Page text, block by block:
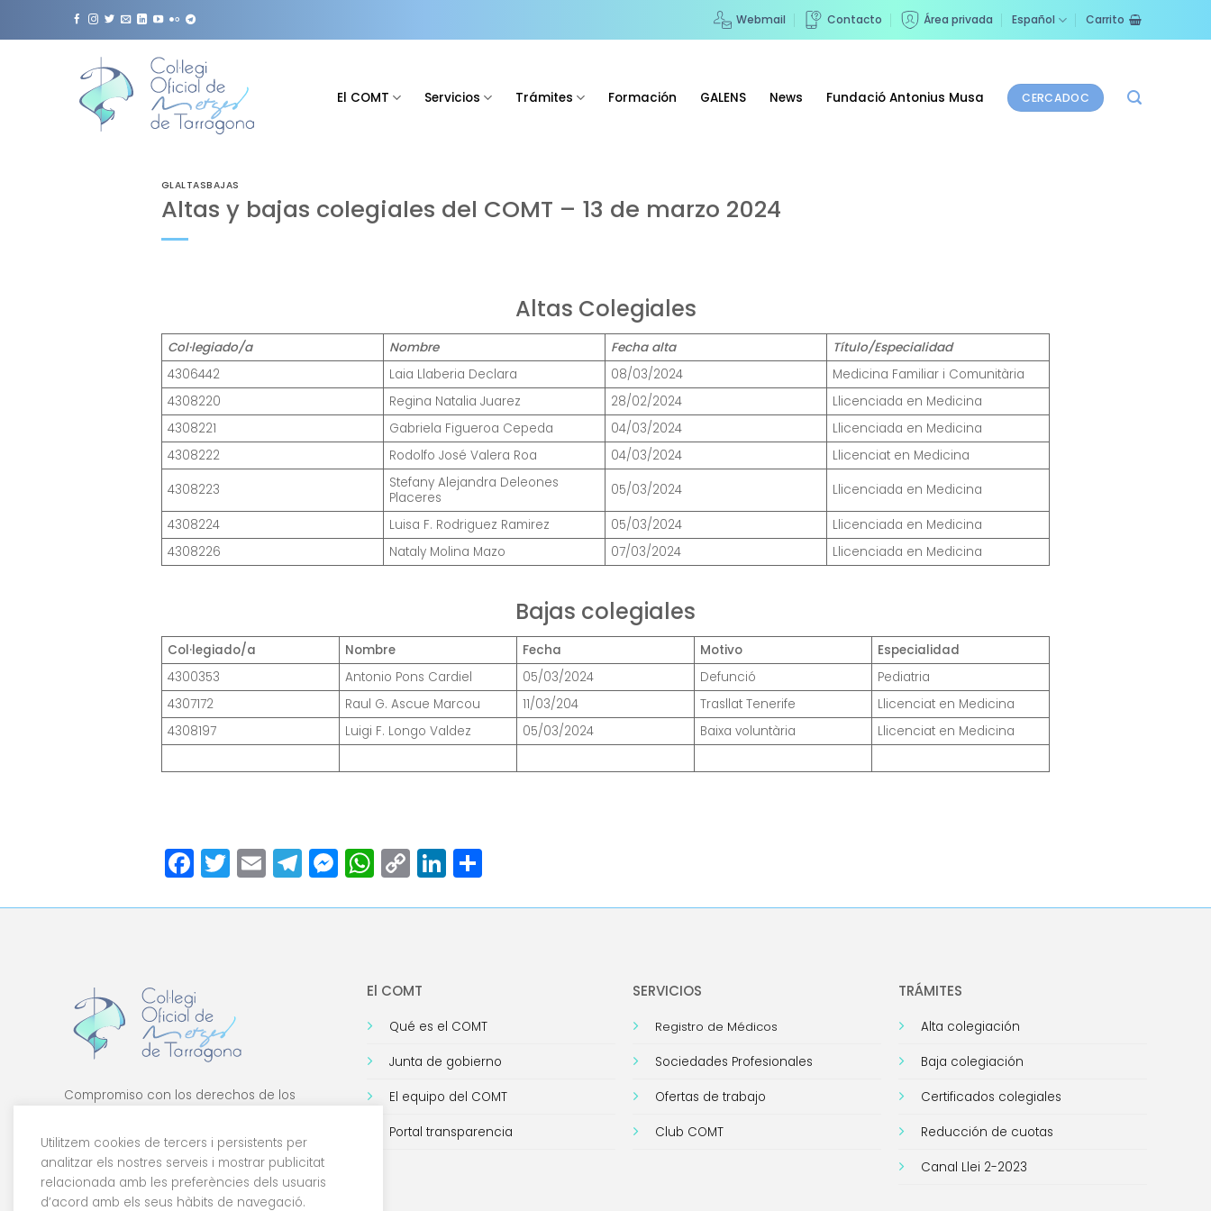
Webmail Contacto Área privada Español Carrito
El COMT Servicios Trámites Formación GALENS News Fundació Antonius Musa CERCADOC
GLALTASBAJAS
Altas y bajas colegiales del COMT – 13 de marzo 2024
Altas Colegiales
Col·legiado/a Nombre Fecha alta
Título/Especialidad
4306442
Laia Llaberia Declara 08/03/2024
Medicina Familiar i Comunitària
4308220
Regina Natalia Juarez 28/02/2024
Llicenciada en Medicina
4308221
Gabriela Figueroa Cepeda 04/03/2024
Llicenciada en Medicina
4308222
Rodolfo José Valera Roa 04/03/2024
Llicenciat en Medicina
4308223
Stefany Alejandra Deleones
Placeres
05/03/2024 Llicenciada en Medicina
4308224 Luisa F. Rodriguez Ramirez 05/03/2024
Llicenciada en Medicina
4308226
Nataly Molina Mazo 07/03/2024 Llicenciada en Medicina
Bajas colegiales
Col·legiado/a Nombre Fecha Motivo
Especialidad
4300353
Antonio Pons Cardiel 05/03/2024 Defunció
Pediatria
4307172
Raul G. Ascue Marcou 11/03/204 Trasllat Tenerife
Llicenciat en Medicina
4308197
Luigi F. Longo Valdez 05/03/2024 Baixa voluntària Llicenciat en Medicina
Facebook
Twitter
EmailTelegram
Messenger
WhatsApp
Copy
Link
LinkedIn
Compartir
Compromiso con los derechos de los
la tecnología.
El COMT
Qué es el COMT
Junta de gobierno
El equipo del COMT
Portal transparencia
SERVICIOS
Registro de Médicos
Sociedades Profesionales
Ofertas de trabajo
Club COMT
TRÁMITES
Alta colegiación
Baja colegiación
Certificados colegiales
Reducción de cuotas
Canal Llei 2-2023
Utilitzem cookies de tercers i persistents per
analitzar els nostres serveis i mostrar publicitat
relacionada amb les preferències dels usuaris
d’acord amb els seus hàbits de navegació.